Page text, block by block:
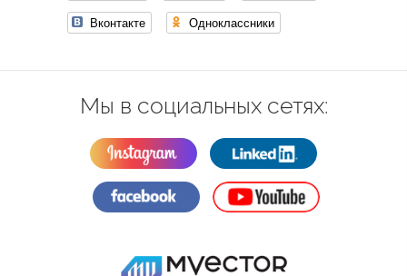
Вконтакте
Одноклассники
Мы в социальных сетях: